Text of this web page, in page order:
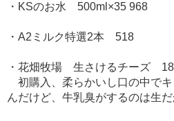
・KSのお水 500ml×35 968
・A2ミルク特選2本 518
・花畑牧場 生さけるチーズ
初購入、柔らかいし口の中で
んだけど、牛乳臭がするのは生だ